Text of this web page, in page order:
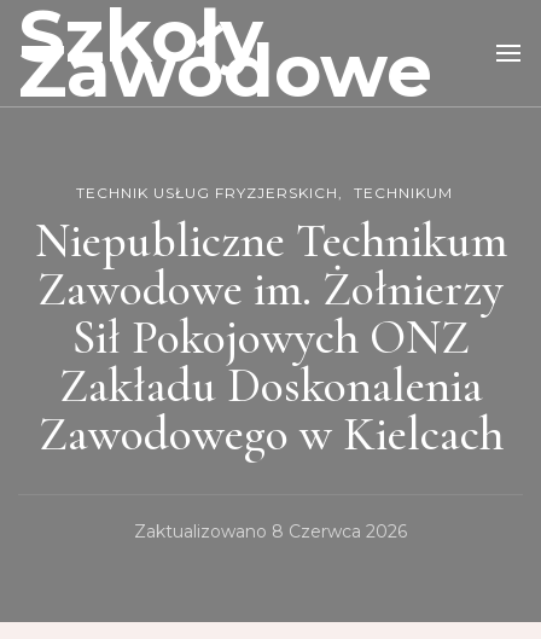
Szkoły
Zawodowe
TECHNIK USŁUG FRYZJERSKICH TECHNIKUM
Niepubliczne Technikum
Zawodowe im. Żołnierzy
Sił Pokojowych ONZ
Zakładu Doskonalenia
Zawodowego w Kielcach
Zaktualizowano 8 Czerwca 2026